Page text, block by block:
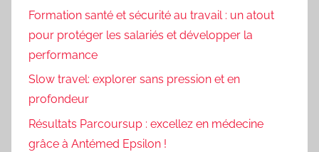
Formation santé et sécurité au travail : un atout
pour protéger les salariés et développer la
performance
Slow travel: explorer sans pression et en
profondeur
Résultats Parcoursup : excellez en médecine
grâce à Antémed Epsilon !